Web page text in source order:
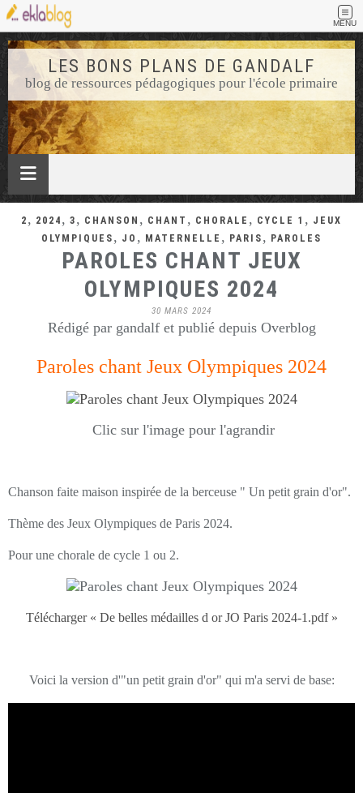
MENU
LES BONS PLANS DE GANDALF
blog de ressources pédagogiques pour l'école primaire
2 , 2024 , 3 , CHANSON , CHANT , CHORALE , CYCLE 1 , JEUX
OLYMPIQUES , JO , MATERNELLE , PARIS , PAROLES
PAROLES CHANT JEUX
OLYMPIQUES 2024
30 MARS 2024
Rédigé par gandalf et publié depuis Overblog
Paroles chant Jeux Olympiques 2024
Clic sur l'image pour l'agrandir
Chanson faite maison inspirée de la berceuse " Un petit grain d'or".
Thème des Jeux Olympiques de Paris 2024.
Pour une chorale de cycle 1 ou 2.
Télécharger « De belles médailles d or JO Paris 2024-1.pdf »
Voici la version d'"un petit grain d'or" qui m'a servi de base: